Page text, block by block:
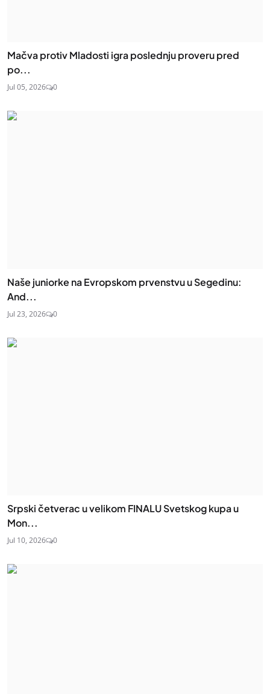
Mačva protiv Mladosti igra poslednju proveru pred
po...
Jul 05, 2026 0
Naše juniorke na Evropskom prvenstvu u Segedinu:
And...
Jul 23, 2026 0
Srpski četverac u velikom FINALU Svetskog kupa u
Mon...
Jul 10, 2026 0